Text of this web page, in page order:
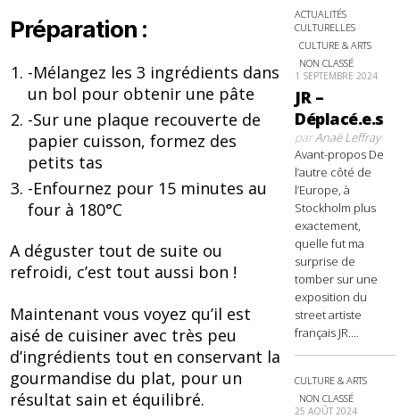
Préparation :
-Mélangez les 3 ingrédients dans
un bol pour obtenir une pâte
-Sur une plaque recouverte de
papier cuisson, formez des
petits tas
-Enfournez pour 15 minutes au
four à 180°C
A déguster tout de suite ou
refroidi, c’est tout aussi bon !
Maintenant vous voyez qu’il est
aisé de cuisiner avec très peu
d’ingrédients tout en conservant la
gourmandise du plat, pour un
résultat sain et équilibré.
ACTUALITÉS
CULTURELLES
CULTURE & ARTS
NON CLASSÉ
1 SEPTEMBRE 2024
JR –
Déplacé.e.s
parAnaë Leffray
Avant-propos De
l’autre côté de
l’Europe, à
Stockholm plus
exactement,
quelle fut ma
surprise de
tomber sur une
exposition du
street artiste
français JR....
CULTURE & ARTS
NON CLASSÉ
25 AOÛT 2024